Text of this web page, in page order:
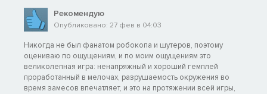
Рекомендую
Опубликовано: 27 фев в 04:03
Никогда не был фанатом робокопа и шутеров, поэтому
оцениваю по ощущениям, и по моим ощущениям это
великолепная игра: ненапряжный и хороший гемплей
проработанный в мелочах, разрушаемость окружения во
время замесов впечатляет, и это на протяжении всей игры,